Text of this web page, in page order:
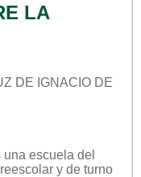
LA
DE IGNACIO DE
una escuela del
y de turno